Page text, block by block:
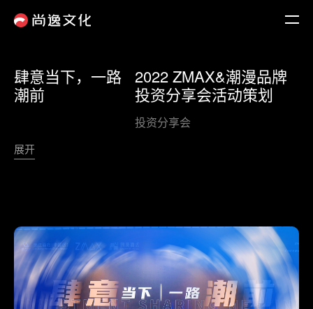
肆意当下，一路
潮前
2022 ZMAX&潮漫品牌
投资分享会活动策划
投资分享会
展开